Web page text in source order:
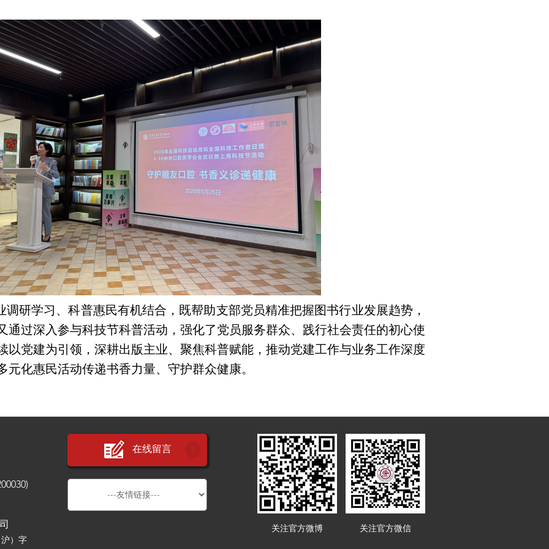
调研学习、科普惠民有机结合，既帮助支部党员精准把握图书行业发展趋势，
通过深入参与科技节科普活动，强化了党员服务群众、践行社会责任的初心使
以党建为引领，深耕出版主业、聚焦科普赋能，推动党建工作与业务工作深度
元化惠民活动传递书香力量、守护群众健康。
）字
在线留言
关注官方微博 关注官方微信